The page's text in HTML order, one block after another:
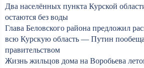
Два населённых пункта Курской
остаются без воды
Глава Беловского района предложил
всю Курскую область — Путин
правительством
Жизнь жильцов дома на Воробьева